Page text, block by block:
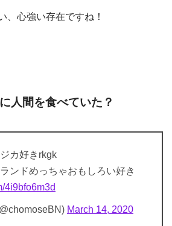
、心強い存在ですね！
人間を食べていた？
カ好きrkgk
ンドめっちゃおもしろい好き
4i9bfo6m3d
March 14, 2020